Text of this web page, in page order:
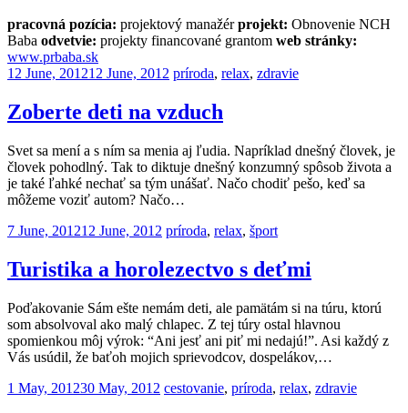
pracovná pozícia: projektový manažérprojekt: Obnovenie NCH
Baba odvetvie: projekty financované grantom web stránky:
www.prbaba.sk
Posted
12 June, 201212 June, 2012 príroda, relax, zdravie
Zoberte deti na vzduch
Svet sa mení a s ním sa menia aj ľudia. Napríklad dnešný človek, je
človek pohodlný. Tak to diktuje dnešný konzumný spôsob života a
je také ľahké nechať sa tým unášať. Načo chodiť pešo, keď sa
môžeme voziť autom? Načo…
Posted
7 June, 201212 June, 2012 príroda, relax, šport
Turistika a horolezectvo s deťmi
Poďakovanie Sám ešte nemám deti, ale pamätám si na túru, ktorú
som absolvoval ako malý chlapec. Z tej túry ostal hlavnou
spomienkou môj výrok: “Ani jesť ani piť mi nedajú!”. Asi každý z
Vás usúdil, že baťoh mojich sprievodcov, dospelákov,…
Posted
1 May, 201230 May, 2012 cestovanie, príroda, relax, zdravie